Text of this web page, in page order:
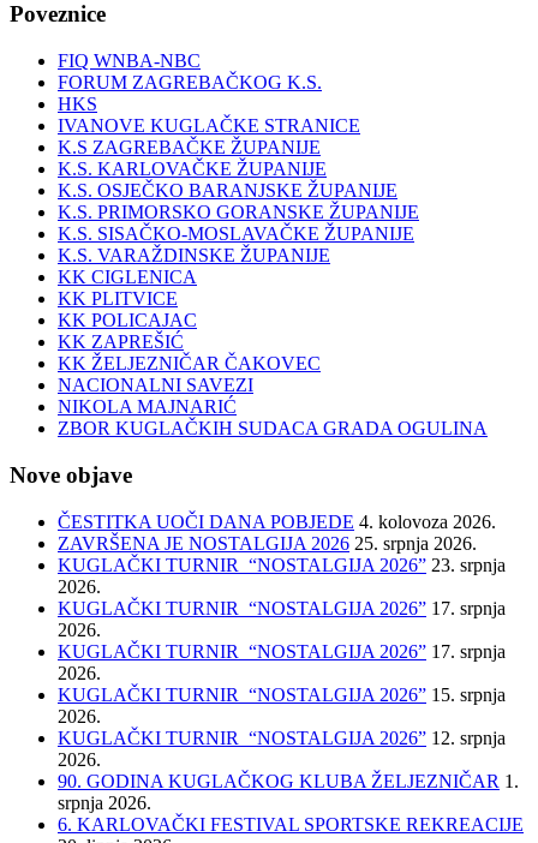
Poveznice
FIQ WNBA-NBC
FORUM ZAGREBAČKOG K.S.
HKS
IVANOVE KUGLAČKE STRANICE
K.S ZAGREBAČKE ŽUPANIJE
K.S. KARLOVAČKE ŽUPANIJE
K.S. OSJEČKO BARANJSKE ŽUPANIJE
K.S. PRIMORSKO GORANSKE ŽUPANIJE
K.S. SISAČKO-MOSLAVAČKE ŽUPANIJE
K.S. VARAŽDINSKE ŽUPANIJE
KK CIGLENICA
KK PLITVICE
KK POLICAJAC
KK ZAPREŠIĆ
KK ŽELJEZNIČAR ČAKOVEC
NACIONALNI SAVEZI
NIKOLA MAJNARIĆ
ZBOR KUGLAČKIH SUDACA GRADA OGULINA
Nove objave
ČESTITKA UOČI DANA POBJEDE 4. kolovoza 2026.
ZAVRŠENA JE NOSTALGIJA 2026 25. srpnja 2026.
KUGLAČKI TURNIR “NOSTALGIJA 2026” 23. srpnja
2026.
KUGLAČKI TURNIR “NOSTALGIJA 2026” 17. srpnja
2026.
KUGLAČKI TURNIR “NOSTALGIJA 2026” 17. srpnja
2026.
KUGLAČKI TURNIR “NOSTALGIJA 2026” 15. srpnja
2026.
KUGLAČKI TURNIR “NOSTALGIJA 2026” 12. srpnja
2026.
90. GODINA KUGLAČKOG KLUBA ŽELJEZNIČAR 1.
srpnja 2026.
6. KARLOVAČKI FESTIVAL SPORTSKE REKREACIJE